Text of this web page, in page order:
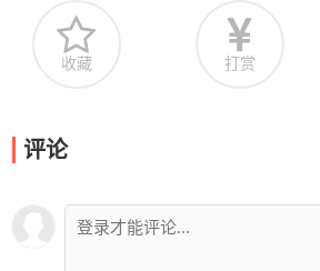
收藏 打赏
评论